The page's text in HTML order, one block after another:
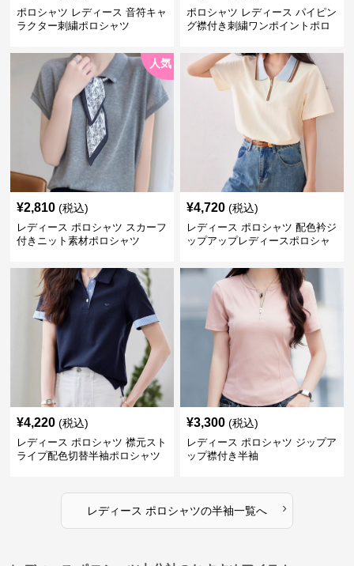
ポロシャツ レディース 音符キャ
ラクター刺繍ポロシャツ
ポロシャツ レディース パイピン
グ襟付き刺繍ワンポイントポロ
人気
¥2,810 (税込)
レディース ポロシャツ スカーフ
付きニット素材ポロシャツ
¥4,720 (税込)
レディース ポロシャツ 配色衿ジ
ップアップレディースポロシャ
¥4,220 (税込)
レディース ポロシャツ 襟元スト
ライプ配色切替半袖ポロシャツ
¥3,300 (税込)
レディース ポロシャツ ジップア
ップ襟付き半袖
レディース ポロシャツの半袖一覧へ ›